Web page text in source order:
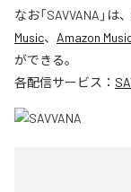
なお「SAVVANA 」は、
Music、 Amazon
ができる。
各配信サービス：